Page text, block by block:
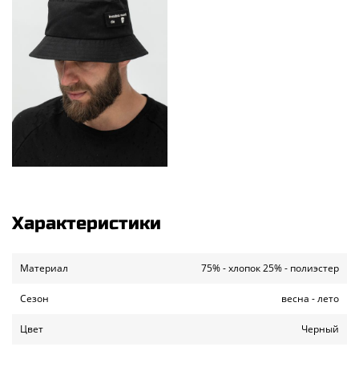
Характеристики
Материал 75% - хлопок 25% - полиэстер
Сезон весна - лето
Цвет Черный